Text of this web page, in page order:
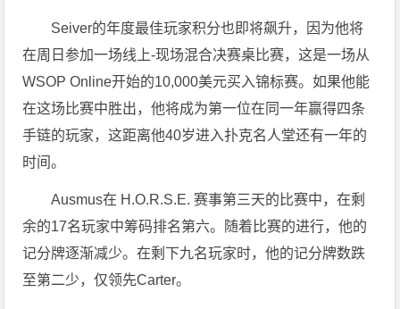
Seiver的年度最佳玩家积分也即将飙升，因为他将
在周日参加一场线上-现场混合决赛桌比赛，这是一场从
WSOP Online开始的10,000美元买入锦标赛。如果他能
在这场比赛中胜出，他将成为第一位在同一年赢得四条
手链的玩家，这距离他40岁进入扑克名人堂还有一年的
时间。
Ausmus在 H.O.R.S.E. 赛事第三天的比赛中，在剩
余的17名玩家中筹码排名第六。随着比赛的进行，他的
记分牌逐渐减少。在剩下九名玩家时，他的记分牌数跌
至第二少，仅领先Carter。